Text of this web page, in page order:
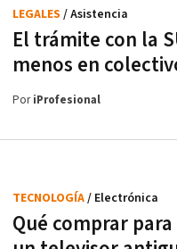
El trámite con la
menos en
LEGALES / Asistencia
PoriProfesional
Qué comprar
TECNOLOGÍA/ Electrónica